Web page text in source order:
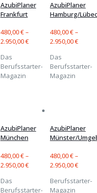
AzubiPlaner
Frankfurt
480,00€–
2.950,00€
Das
Berufsstarter-
Magazin
AzubiPlaner
Hamburg/
480,00€–
2.950,00€
Das
Berufsstarter-
Magazin
AzubiPlaner
München
480,00€–
2.950,00€
Das
Berufsstarter-
AzubiPlaner
Münster/
480,00€–
2.950,00€
Berufsstarter-
Magazin